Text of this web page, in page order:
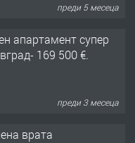
преди 5 месеца
апартамент супер
169 500 €.
преди 3 месеца
врата